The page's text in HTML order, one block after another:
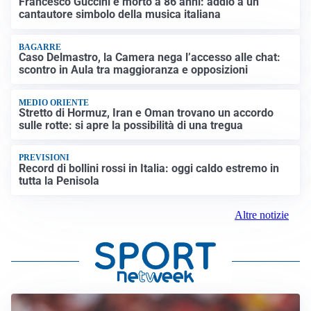
cantautore simbolo della musica italiana
BAGARRE
Caso Delmastro, la Camera nega l’accesso alle chat:
scontro in Aula tra maggioranza e opposizioni
MEDIO ORIENTE
Stretto di Hormuz, Iran e Oman trovano un accordo
sulle rotte: si apre la possibilità di una tregua
PREVISIONI
Record di bollini rossi in Italia: oggi caldo estremo in
tutta la Penisola
Altre notizie